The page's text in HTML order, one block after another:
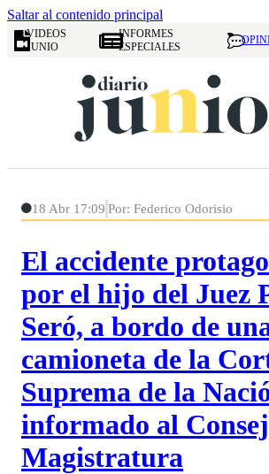
Saltar al contenido principal
VIDEOS
JUNIO
INFORMES
ESPECIALES
18 Abr 17:09 Por: Federico Odorisio
El accidente
por el hijo del Juez
Seró, a bordo de
camioneta de la
Suprema de la
informado al
Magistratura